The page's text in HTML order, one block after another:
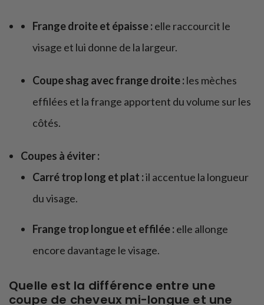
Frange droite et épaisse :elle raccourcit le
visage et lui donne de la largeur.
Coupe shag avec frange droite :les mèches
effilées et la frange apportent du volume sur les
côtés.
Coupes à éviter :
Carré trop long et plat :il accentue la longueur
du visage.
Frange trop longue et effilée :elle allonge
encore davantage le visage.
Quelle est la différence entre une
coupe de cheveux mi-longue et une